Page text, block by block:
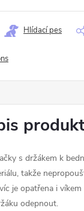
Hlídací pes
s držákem k
takže
je opatřena i
odepnout.